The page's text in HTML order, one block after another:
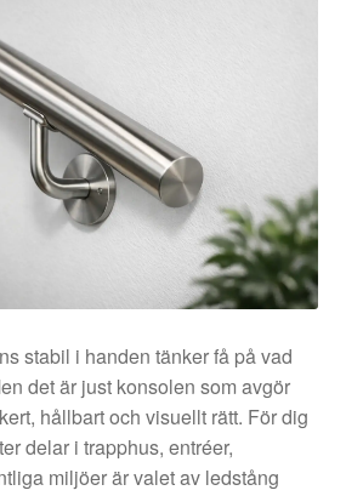
stabil i handen tänker få på vad
det är just konsolen som avgör
hållbart och visuellt rätt. För dig
delar i trapphus, entréer,
miljöer är valet av ledstång